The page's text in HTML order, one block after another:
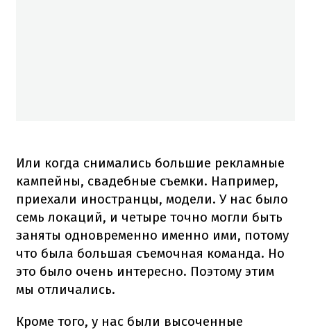
Или когда снимались большие рекламные
кампейны, свадебные съемки. Например,
приехали иностранцы, модели. У нас было
семь локаций, и четыре точно могли быть
заняты одновременно именно ими, потому
что была большая съемочная команда. Но
это было очень интересно. Поэтому этим
мы отличались.
Кроме того, у нас были высоченные